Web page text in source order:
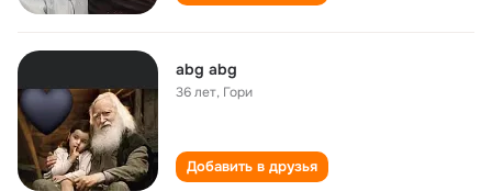
abg abg
36 лет, Гори
Добавить в друзья